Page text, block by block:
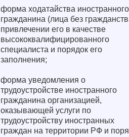
форма ходатайства иностранного
гражданина (лица без
привлечении его в качестве
высококвалифицированного
специалиста и порядок его
заполнения;
форма уведомления о
трудоустройстве иностранного
гражданина организацией,
оказывающей услуги по
трудоустройству иностранных
граждан на территории РФ и